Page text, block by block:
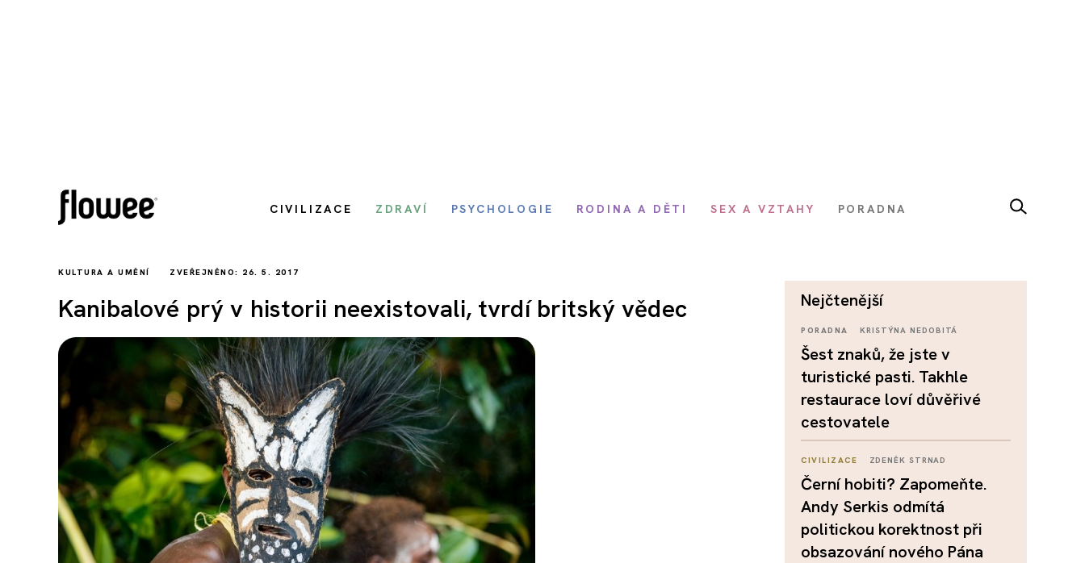
CIVILIZACE ZDRAVÍ PSYCHOLOGIE RODINA A DĚTI SEX A VZTAHY PORADNA
KULTURA A UMĚNÍ ZVEŘEJNĚNO: 26. 5. 2017
Kanibalové prý v historii neexistovali, tvrdí britský vědec nejčtenější
PORADNA KRISTÝNA NEDOBITÁ
Šest znaků, že jste v
turistické pasti. Takhle
restaurace loví důvěřivé
cestovatele
CIVILIZACE ZDENĚK STRNAD
Černí hobiti? Zapomeňte.
Andy Serkis odmítá
politickou korektnost při
obsazování nového Pána